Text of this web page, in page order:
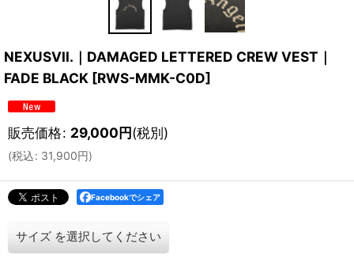
NEXUSVII.｜DAMAGED LETTERED CREW VEST｜
FADE BLACK [RWS-MMK-C0D]
販売価格: 29,000円(税別)
(税込: 31,900円)
Facebookでシェア
サイズ を選択してください